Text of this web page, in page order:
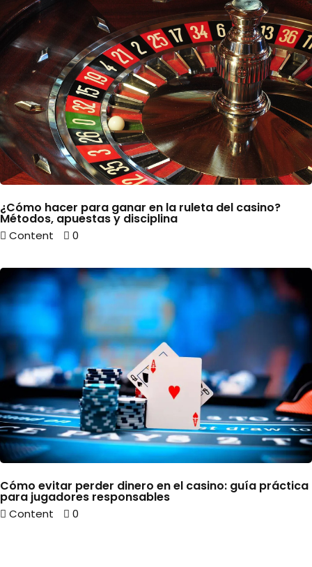
¿Cómo hacer para ganar en la ruleta del casino?
Métodos, apuestas y disciplina
Content 0
Cómo evitar perder dinero en el casino: guía práctica
para jugadores responsables
Content 0